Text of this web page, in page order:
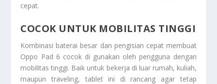
cepat.
COCOK UNTUK MOBILITAS TINGGI
Kombinasi baterai besar dan pengisian cepat membuat
Oppo Pad 6 cocok di gunakan oleh pengguna dengan
mobilitas tinggi. Baik untuk bekerja di luar rumah, kuliah,
maupun traveling, tablet ini di rancang agar tetap